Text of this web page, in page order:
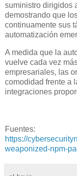
suministro dirigidos
demostrando que
continuamente sus
automatización
A medida que la
vuelve cada vez
empresariales, las
comodidad frente a
integraciones
Fuentes:
https://
weaponized-npm-